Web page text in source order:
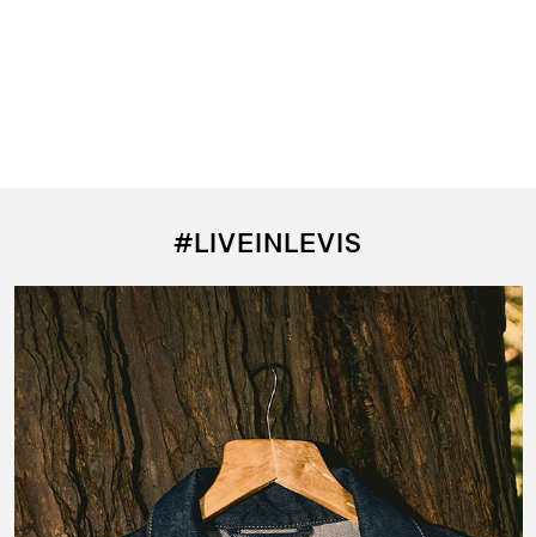
#LIVEINLEVIS